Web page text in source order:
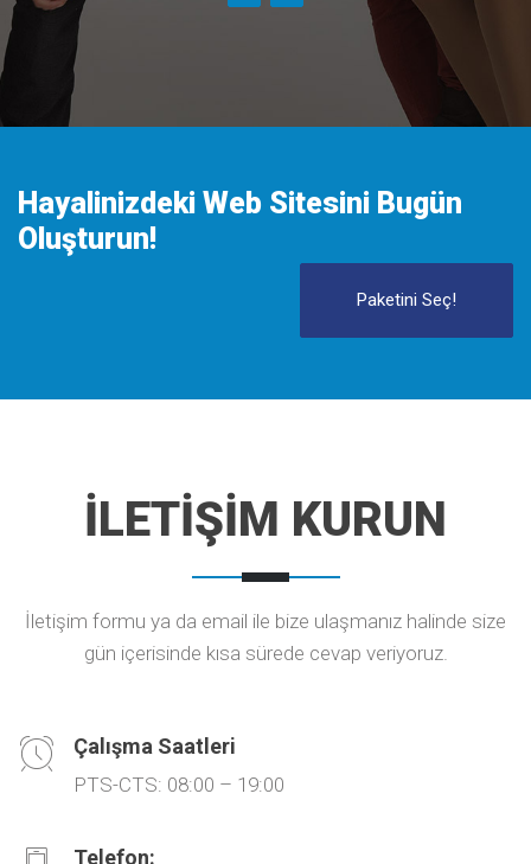
Hayalinizdeki Web Sitesini Bugün
Oluşturun!
Paketini Seç!
İLETİŞİM KURUN
İletişim formu ya da email ile bize ulaşmanız halinde size
gün içerisinde kısa sürede cevap veriyoruz.
Çalışma Saatleri
PTS-CTS: 08:00 – 19:00
Telefon: